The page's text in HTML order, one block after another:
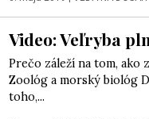
Video: Veľryba
Prečo záleží na tom, ako
Zoológ a morský biológ
toho,...